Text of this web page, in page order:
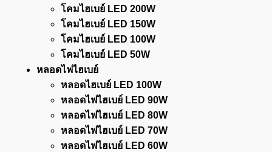
โคมไฮเบย์ LED 200W
โคมไฮเบย์ LED 150W
โคมไฮเบย์ LED 100W
โคมไฮเบย์ LED 50W
หลอดไฟไฮเบย์
หลอดไฮเบย์ LED 100W
หลอดไฟไฮเบย์ LED 90W
หลอดไฟไฮเบย์ LED 80W
หลอดไฟไฮเบย์ LED 70W
หลอดไฟไฮเบย์ LED 60W